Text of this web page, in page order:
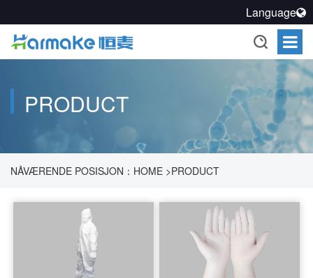
PRODUCT
NÅVÆRENDE POSISJON： HOME >PRODUCT
>RENGJØRINGSOPPLØSNING> REN BESKYTTELSE
Language